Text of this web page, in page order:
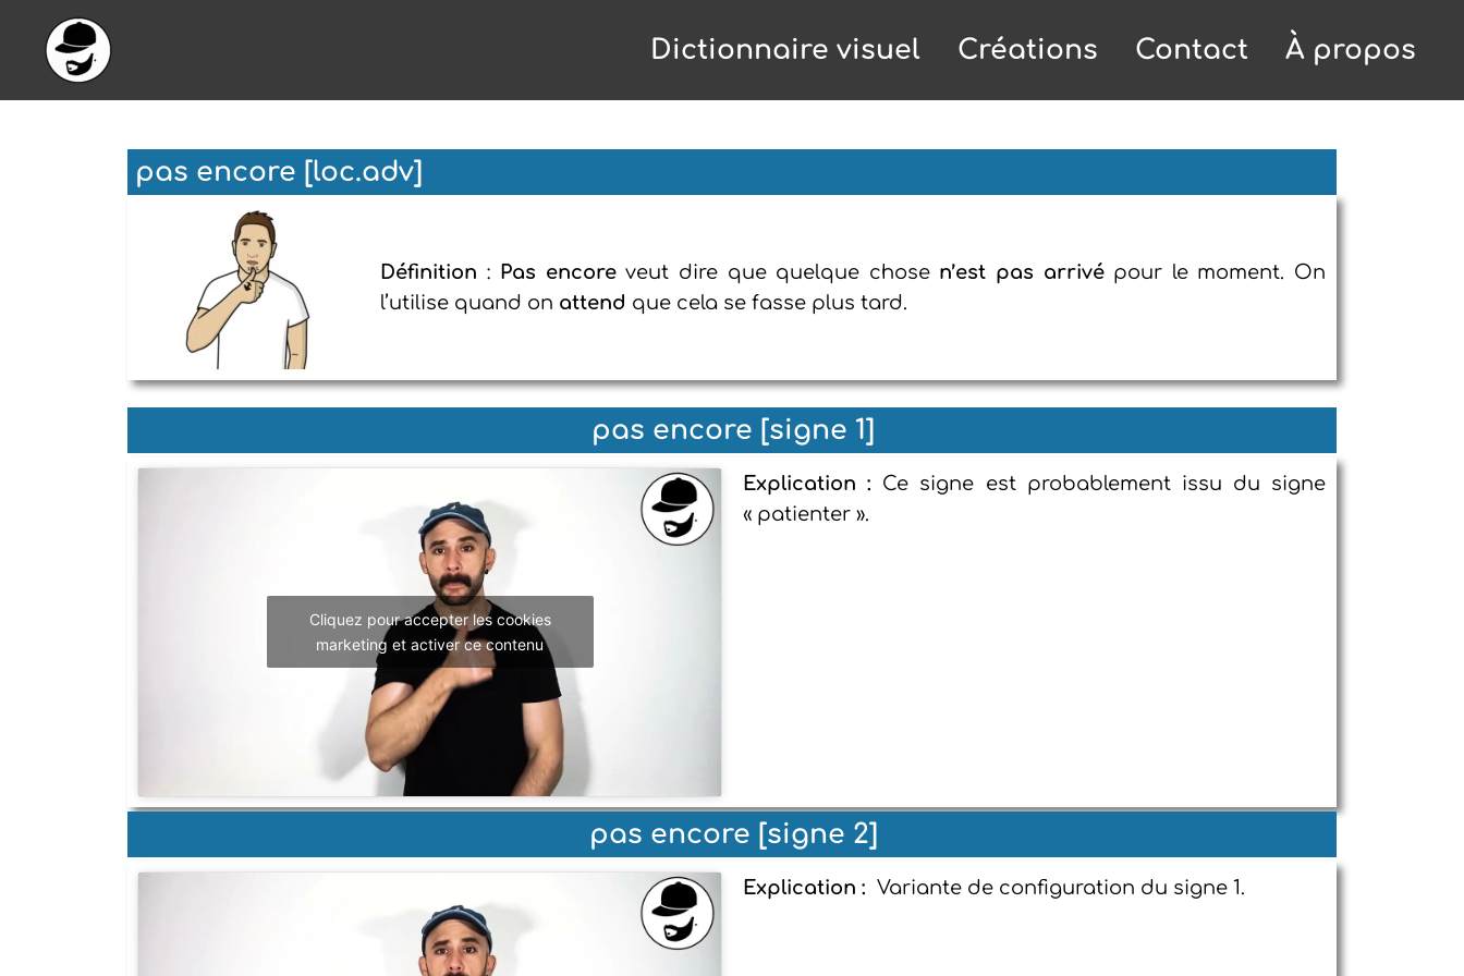
contenu
Dictionnaire visuel Créations Contact À propos
pas encore [loc.adv]
Définition : Pas encoreveut dire que quelque chose n’est pas arrivépour le moment. On
l’utilise quand on attend que cela se fasse plus tard.
pas encore [signe 1]
Cliquez pour accepter les cookies
marketing et activer ce contenu
Explication : Ce signe est probablement issu du signe
« patienter ».
pas encore [signe 2]
Explication : Variante de configuration du signe 1.